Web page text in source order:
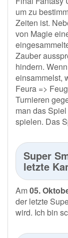
um zu
Zeiten ist.
von Magie
Zauber
hindern.
einsammelst,
Feura =>
Turnieren
man das
spielen. Das
Super
letzte
Am05.
der letzte
wird. Ich bin